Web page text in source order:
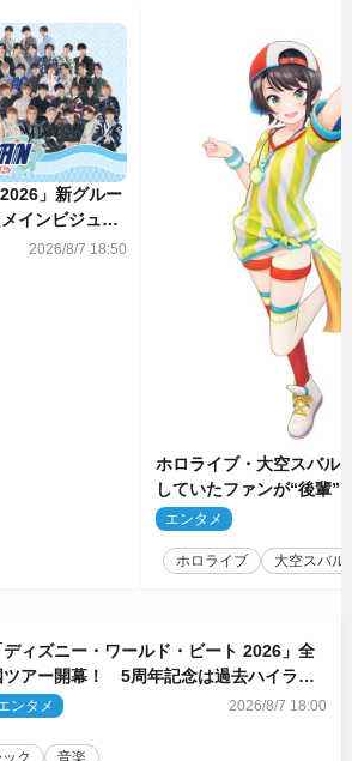
」新グルー
インビジュア
ズラインナッ
2026/8/7 18:50
ホロライブ・大空スバル
していたファンが“後輩”
もしかしてあのときの？
エンタメ
ホロライブ 大空スバル
ディズニー・ワールド・ビート 2026」全
ツアー開幕！ 5周年記念は過去ハイライ
＆クルーズ旅を大満喫！【潜入レポート】
ンタメ 2026/8/7 18:00
ク 音楽